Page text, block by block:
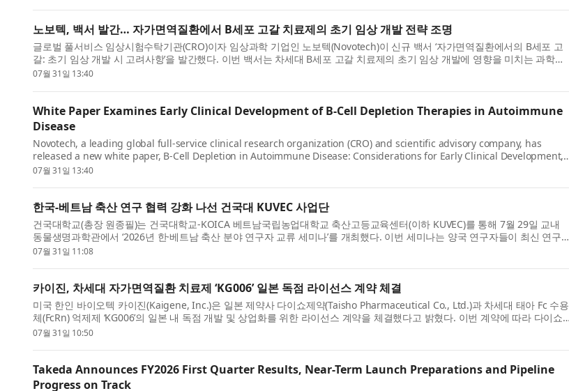
노보텍, 백서 발간… 자가면역질환에서 B세포 고갈 치료제의 초기 임상 개발 전략 조명
글로벌 풀서비스 임상시험수탁기관(CRO)이자 임상과학 기업인 노보텍(Novotech)이 신규 백서 ‘자가면역질환에서의 B세포 고
갈: 초기 임상 개발 시 고려사항’을 발간했다. 이번 백서는 차세대 B세포 고갈 치료제의 초기 임상 개발에 영향을 미치는 과학적,
임상적, 운...
07월 31일 13:40
White Paper Examines Early Clinical Development of B-Cell Depletion Therapies in Autoimmune
Disease
Novotech, a leading global full-service clinical research organization (CRO) and scientific advisory company, has
released a new white paper, B-Cell Depletion in Autoimmune Disease: Considerations for Early Clinical Development,
providing practica...
07월 31일 13:40
한국-베트남 축산 연구 협력 강화 나선 건국대 KUVEC 사업단
건국대학교(총장 원종필)는 건국대학교-KOICA 베트남국립농업대학교 축산고등교육센터(이하 KUVEC)를 통해 7월 29일 교내
동물생명과학관에서 ‘2026년 한·베트남 축산 분야 연구자 교류 세미나’를 개최했다. 이번 세미나는 양국 연구자들이 최신 연구
성과를 공유하...
07월 31일 11:08
카이진, 차세대 자가면역질환 치료제 ‘KG006’ 일본 독점 라이선스 계약 체결
미국 한인 바이오텍 카이진(Kaigene, Inc.)은 일본 제약사 다이쇼제약(Taisho Pharmaceutical Co., Ltd.)과 차세대 태아 Fc 수용
체(FcRn) 억제제 ‘KG006’의 일본 내 독점 개발 및 상업화를 위한 라이선스 계약을 체결했다고 밝혔다. 이번 계약에 따라 다이쇼
제약은 ...
07월 31일 10:50
Takeda Announces FY2026 First Quarter Results, Near-Term Launch Preparations and Pipeline
Progress on Track